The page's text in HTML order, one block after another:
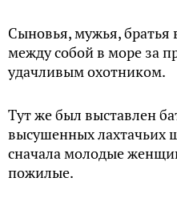
Сыновья, мужья, братья
между собой в море за
удачливым охотником.
Тут же был выставлен
высушенных лахтачьих
сначала молодые
пожилые.